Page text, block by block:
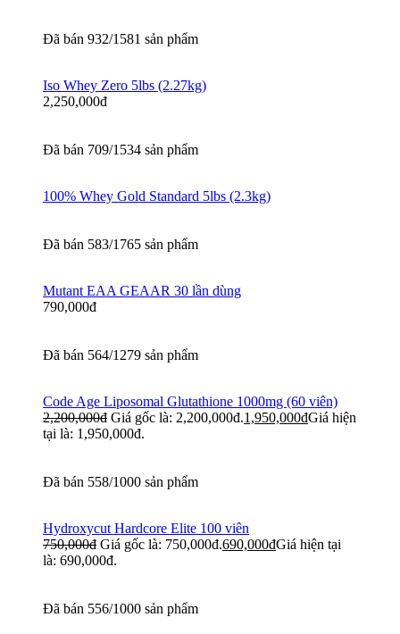
Đã bán 932/1581 sản phẩm
Iso Whey Zero 5lbs (2.27kg)
2,250,000đ
Đã bán 709/1534 sản phẩm
100% Whey Gold Standard 5lbs (2.3kg)
Đã bán 583/1765 sản phẩm
Mutant EAA GEAAR 30 lần dùng
790,000đ
Đã bán 564/1279 sản phẩm
Code Age Liposomal Glutathione 1000mg (60 viên)
2,200,000đ Giá gốc là: 2,200,000đ.1,950,000đGiá hiện
tại là: 1,950,000đ.
Đã bán 558/1000 sản phẩm
Hydroxycut Hardcore Elite 100 viên
750,000đ Giá gốc là: 750,000đ.690,000đGiá hiện tại
là: 690,000đ.
Đã bán 556/1000 sản phẩm